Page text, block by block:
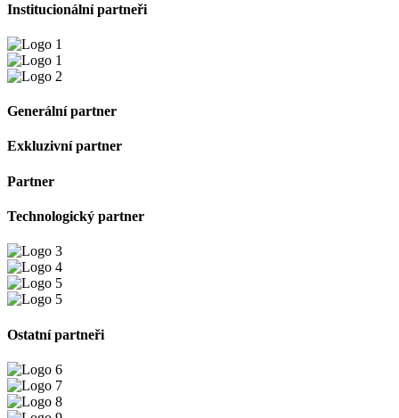
Institucionální partneři
Generální partner
Exkluzivní partner
Partner
Technologický partner
Ostatní partneři